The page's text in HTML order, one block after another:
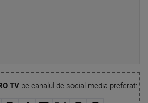
TVpe canalul de social media preferat: